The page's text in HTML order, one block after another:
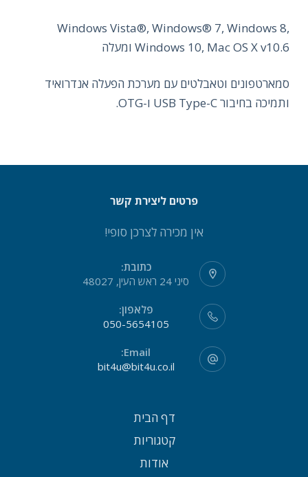
Windows Vista®, Windows® 7, Windows 8,
Windows 10, Mac OS X v10.6 ומעלה
סמארטפונים וטאבלטים עם מערכת הפעלה אנדרואיד
ותמיכה בחיבור USB Type-C ו-OTG.
פרטים ליצירת קשר
אין מכירה לצרכן סופי!
כתובת:
סיני 24 ראש העין, 48027
פלאפון:
050-5654105
Email:
bit4u@bit4u.co.il
דף הבית
קטגוריות
אודות